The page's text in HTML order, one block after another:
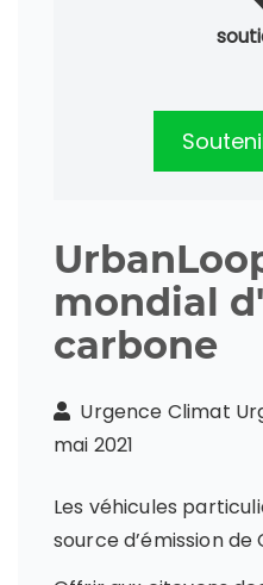
mondial
carbone
Urgence Climat
mai 2021
Les véhicules
source d’émission de